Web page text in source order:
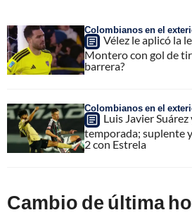
Colombianos en el
Vélez le aplicó la
Montero con gol de
barrera?
Colombianos en el
Luis Javier
temporada; suplente
2 con Estrela
Cambio de última